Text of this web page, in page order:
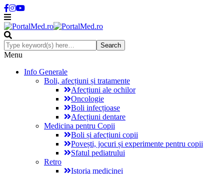
Menu
Info Generale
Boli, afecțiuni și tratamente
Afecțiuni ale ochilor
Oncologie
Boli infecțioase
Afecțiuni dentare
Medicina pentru Copii
Boli și afecțiuni copii
Povești, jocuri și experimente pentru copii
Sfatul pediatrului
Retro
Istoria medicinei